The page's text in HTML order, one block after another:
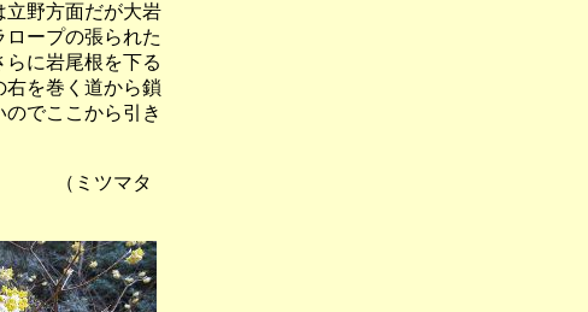
野方面だが大岩
ープの張られた
に岩尾根を下る
右を巻く道から鎖
でここから引き
（ミツマタ